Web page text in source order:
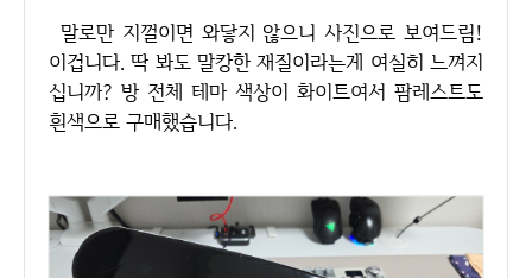
말로만 지껄이면 와닿지 않으니 사진으로 보여드림!
이겁니다. 딱 봐도 말캉한 재질이라는게 여실히 느껴지
십니까? 방 전체 테마 색상이 화이트여서 팜레스트도
흰색으로 구매했습니다.